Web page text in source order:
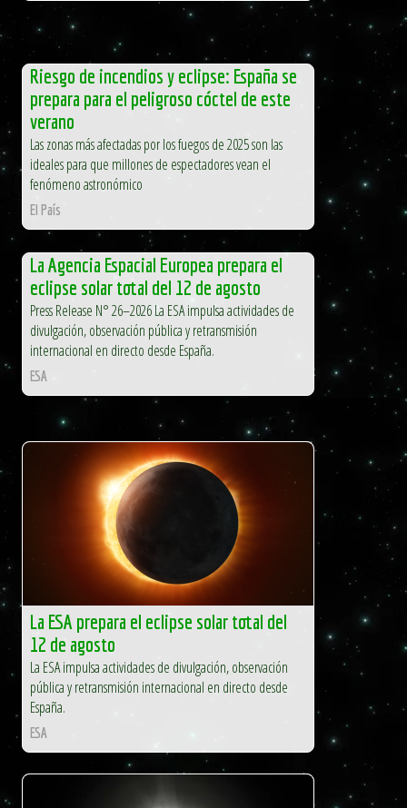
Riesgo de incendios y eclipse: España se
prepara para el peligroso cóctel de este
verano
Las zonas más afectadas por los fuegos de 2025 son las
ideales para que millones de espectadores vean el
fenómeno astronómico
El País
La Agencia Espacial Europea prepara el
eclipse solar total del 12 de agosto
Press Release N° 26–2026 La ESA impulsa actividades de
divulgación, observación pública y retransmisión
internacional en directo desde España.
ESA
La ESA prepara el eclipse solar total del
12 de agosto
La ESA impulsa actividades de divulgación, observación
pública y retransmisión internacional en directo desde
España.
ESA